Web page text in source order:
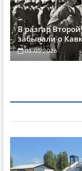
В разгар
забывали о
01.05.2026